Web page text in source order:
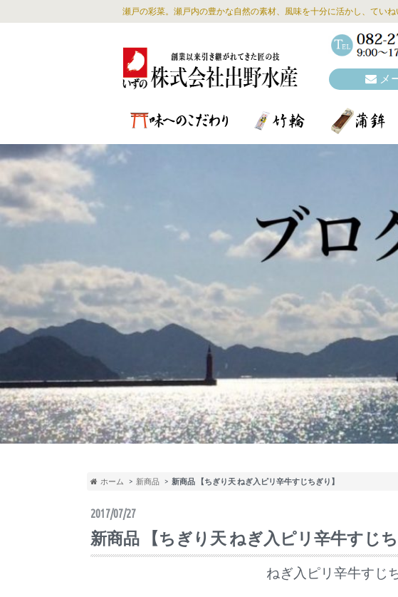
瀬戸の彩菜。瀬戸内の豊かな自然の素材、風味を十分に活かし、ていね
メ
ホーム 新商品 新商品 【ちぎり天 ねぎ入ピリ辛牛すじちぎり】
2017/07/27
新商品 【ちぎり天 ねぎ入ピリ辛牛すじち
ねぎ入ピリ辛牛すじ